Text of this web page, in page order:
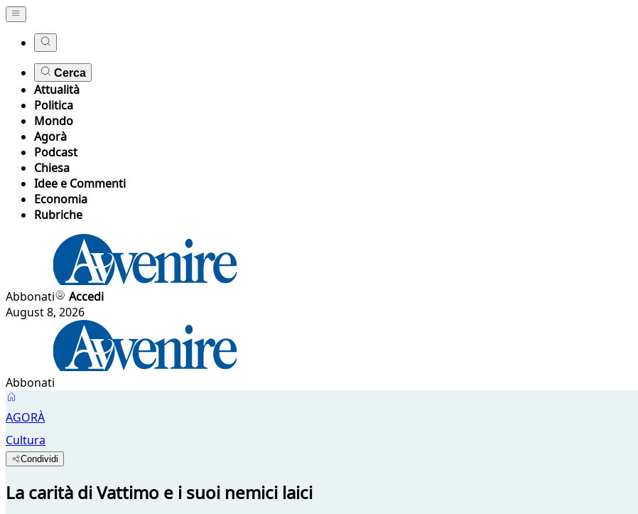
Cerca
Attualità
Politica
Mondo
Agorà
Podcast
Chiesa
Idee e Commenti
Economia
Rubriche
Abbonati
Accedi
August 8, 2026
Abbonati
AGORÀ
Cultura
Condividi
La carità di Vattimo e i suoi nemici laici